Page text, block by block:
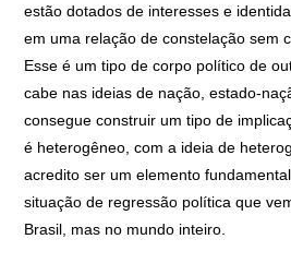
estão dotados de interesses e
em uma relação de constelação sem
Esse é um tipo de corpo político de
cabe nas ideias de nação, estado-
consegue construir um tipo de
é heterogêneo, com a ideia de
acredito ser um elemento
situação de regressão política que
Brasil, mas no mundo inteiro.